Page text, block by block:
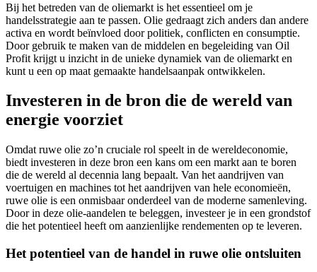
Bij het betreden van de oliemarkt is het essentieel om je
handelsstrategie aan te passen. Olie gedraagt zich anders dan andere
activa en wordt beïnvloed door politiek, conflicten en consumptie.
Door gebruik te maken van de middelen en begeleiding van Oil
Profit krijgt u inzicht in de unieke dynamiek van de oliemarkt en
kunt u een op maat gemaakte handelsaanpak ontwikkelen.
Investeren in de bron die de wereld van
energie voorziet
Omdat ruwe olie zo’n cruciale rol speelt in de wereldeconomie,
biedt investeren in deze bron een kans om een markt aan te boren
die de wereld al decennia lang bepaalt. Van het aandrijven van
voertuigen en machines tot het aandrijven van hele economieën,
ruwe olie is een onmisbaar onderdeel van de moderne samenleving.
Door in deze olie-aandelen te beleggen, investeer je in een grondstof
die het potentieel heeft om aanzienlijke rendementen op te leveren.
Het potentieel van de handel in ruwe olie ontsluiten